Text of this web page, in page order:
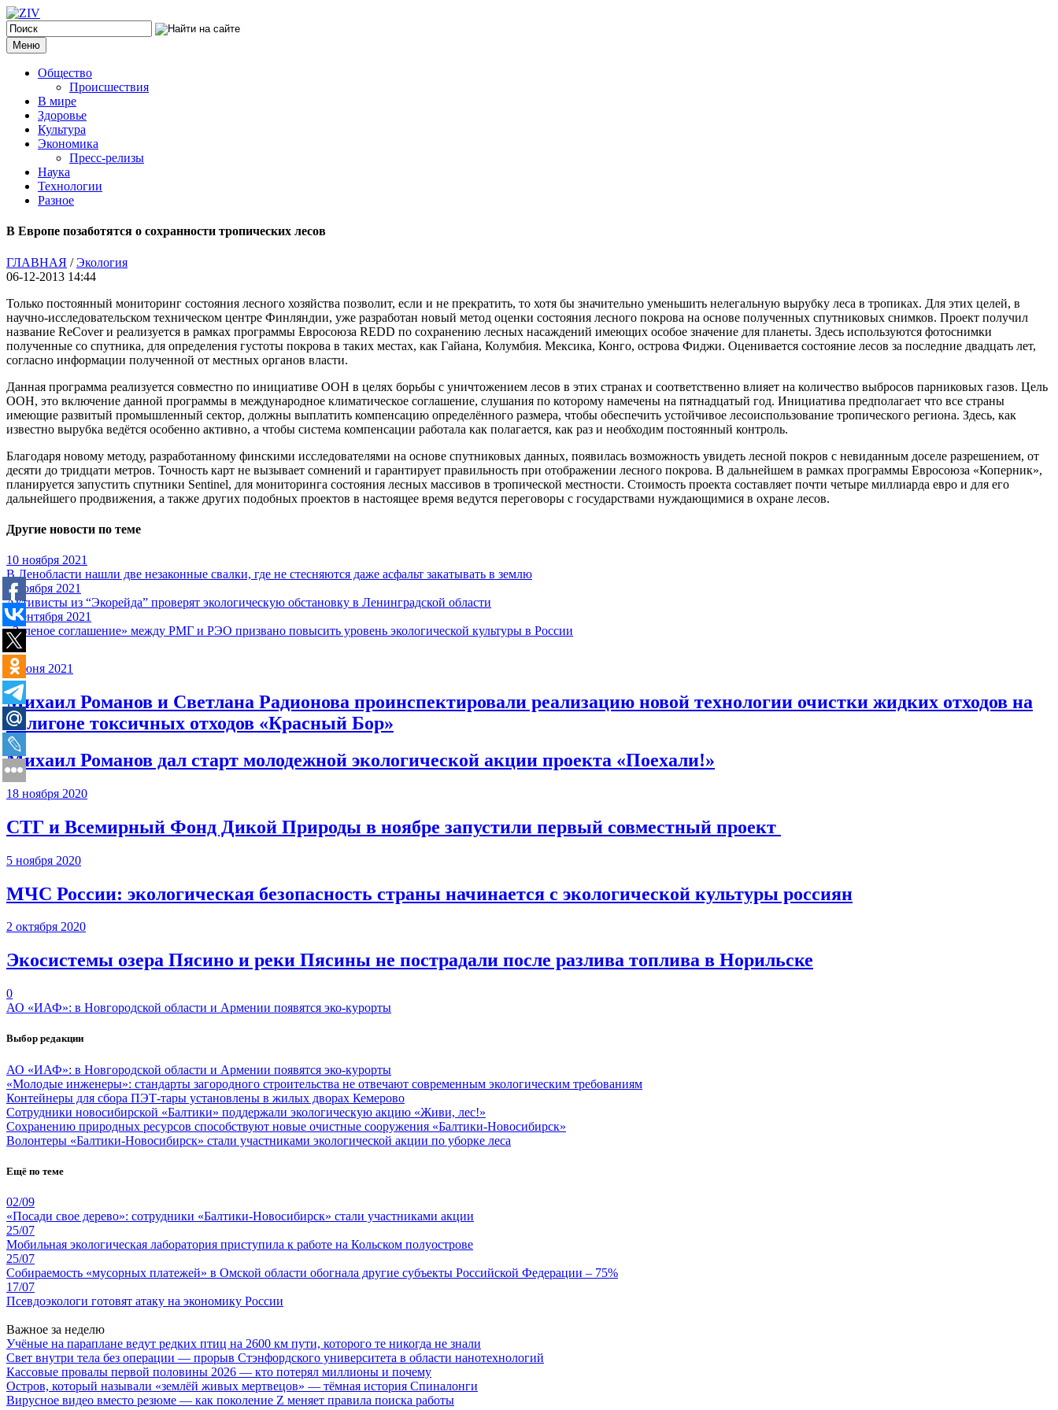
Меню
Общество
Происшествия
В мире
Здоровье
Культура
Экономика
Пресс-релизы
Наука
Технологии
Разное
В Европе позаботятся о сохранности тропических лесов
ГЛАВНАЯ /Экология
06-12-2013 14:44
Только постоянный мониторинг состояния лесного хозяйства позволит, если и не прекратить, то хотя бы значительно уменьшить нелегальную вырубку леса в тропиках. Для этих целей, в
научно-исследовательском техническом центре Финляндии, уже разработан новый метод оценки состояния лесного покрова на основе полученных спутниковых снимков. Проект получил
название ReCover и реализуется в рамках программы Евросоюза REDD по сохранению лесных насаждений имеющих особое значение для планеты. Здесь используются фотоснимки
полученные со спутника, для определения густоты покрова в таких местах, как Гайана, Колумбия. Мексика, Конго, острова Фиджи. Оценивается состояние лесов за последние двадцать лет,
согласно информации полученной от местных органов власти.
Данная программа реализуется совместно по инициативе ООН в целях борьбы с уничтожением лесов в этих странах и соответственно влияет на количество выбросов парниковых газов. Цель
ООН, это включение данной программы в международное климатическое соглашение, слушания по которому намечены на пятнадцатый год. Инициатива предполагает что все страны
имеющие развитый промышленный сектор, должны выплатить компенсацию определённого размера, чтобы обеспечить устойчивое лесоиспользование тропического региона. Здесь, как
известно вырубка ведётся особенно активно, а чтобы система компенсации работала как полагается, как раз и необходим постоянный контроль.
Благодаря новому методу, разработанному финскими исследователями на основе спутниковых данных, появилась возможность увидеть лесной покров с невиданным доселе разрешением, от
десяти до тридцати метров. Точность карт не вызывает сомнений и гарантирует правильность при отображении лесного покрова. В дальнейшем в рамках программы Евросоюза «Коперник»,
планируется запустить спутники Sentinel, для мониторинга состояния лесных массивов в тропической местности. Стоимость проекта составляет почти четыре миллиарда евро и для его
дальнейшего продвижения, а также других подобных проектов в настоящее время ведутся переговоры с государствами нуждающимися в охране лесов.
Другие новости по теме
10 ноября 2021
В Ленобласти нашли две незаконные свалки, где не стесняются даже асфальт закатывать в землю
5 ноября 2021
Активисты из “Экорейда” проверят экологическую обстановку в Ленинградской области
3 сентября 2021
«Зеленое соглашение» между РМГ и РЭО призвано повысить уровень экологической культуры в России
1 июня 2021
Михаил Романов и Светлана Радионова проинспектировали реализацию новой технологии очистки жидких отходов на
полигоне токсичных отходов «Красный Бор»
Михаил Романов дал старт молодежной экологической акции проекта «Поехали!»
18 ноября 2020
СТГ и Всемирный Фонд Дикой Природы в ноябре запустили первый совместный проект
5 ноября 2020
МЧС России: экологическая безопасность страны начинается с экологической культуры россиян
2 октября 2020
Экосистемы озера Пясино и реки Пясины не пострадали после разлива топлива в Норильске
0
АО «ИАФ»: в Новгородской области и Армении появятся эко-курорты
Выбор редакции
АО «ИАФ»: в Новгородской области и Армении появятся эко-курорты
«Молодые инженеры»: стандарты загородного строительства не отвечают современным экологическим требованиям
Контейнеры для сбора ПЭТ-тары установлены в жилых дворах Кемерово
Сотрудники новосибирской «Балтики» поддержали экологическую акцию «Живи, лес!»
Сохранению природных ресурсов способствуют новые очистные сооружения «Балтики-Новосибирск»
Волонтеры «Балтики-Новосибирск» стали участниками экологической акции по уборке леса
Ещё по теме
02/09
«Посади свое дерево»: сотрудники «Балтики-Новосибирск» стали участниками акции
25/07
Мобильная экологическая лаборатория приступила к работе на Кольском полуострове
25/07
Собираемость «мусорных платежей» в Омской области обогнала другие субъекты Российской Федерации – 75%
17/07
Псевдоэкологи готовят атаку на экономику России
Важное за неделю
Учёные на параплане ведут редких птиц на 2600 км пути, которого те никогда не знали
Свет внутри тела без операции — прорыв Стэнфордского университета в области нанотехнологий
Кассовые провалы первой половины 2026 — кто потерял миллионы и почему
Остров, который называли «землёй живых мертвецов» — тёмная история Спиналонги
Вирусное видео вместо резюме — как поколение Z меняет правила поиска работы